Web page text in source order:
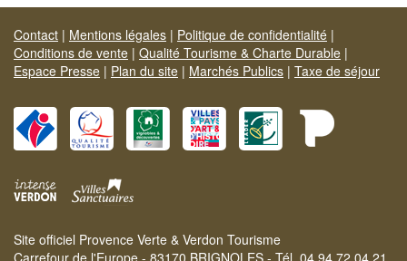
Contact | Mentions légales | Politique de confidentialité |
Conditions de vente | Qualité Tourisme & Charte Durable |
Espace Presse | Plan du site | Marchés Publics | Taxe de séjour
Site officiel Provence Verte & Verdon Tourisme